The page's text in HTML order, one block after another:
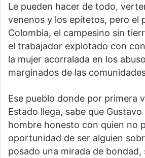
Le pueden hacer de todo,
venenos y los epítetos, pero el
Colombia, el campesino sin
el trabajador explotado con
la mujer acorralada en los
marginados de las
Ese pueblo donde por primera
Estado llega, sabe que Gustavo
hombre honesto con quien no
oportunidad de ser alguien
posado una mirada de bondad,